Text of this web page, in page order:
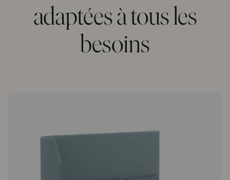
adaptées à tous les
besoins